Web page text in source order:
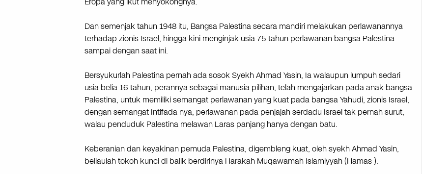
Dan semenjak tahun 1948 itu, Bangsa Palestina secara mandiri melakukan perlawanannya
terhadap zionis Israel, hingga kini menginjak usia 75 tahun perlawanan bangsa Palestina
sampai dengan saat ini.
Bersyukurlah Palestina pernah ada sosok Syekh Ahmad Yasin, Ia walaupun lumpuh sedari
usia belia 16 tahun, perannya sebagai manusia pilihan, telah mengajarkan pada anak bangsa
Palestina, untuk memiliki semangat perlawanan yang kuat pada bangsa Yahudi, zionis Israel,
dengan semangat Intifada nya, perlawanan pada penjajah serdadu Israel tak pernah surut,
walau penduduk Palestina melawan Laras panjang hanya dengan batu.
Keberanian dan keyakinan pemuda Palestina, digembleng kuat, oleh syekh Ahmad Yasin,
beliaulah tokoh kunci di balik berdirinya Harakah Muqawamah Islamiyyah (Hamas ).